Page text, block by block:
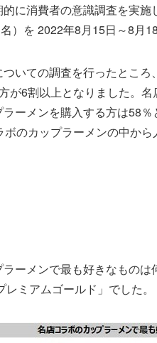
に消費者の意識調査を実施
）を 2022年8月15日～8月
いての調査を行ったとこ
が6割以上となりました。
ーメンを購入する方は58
のカップラーメンの中から
ラーメンで最も好きなもの
ミアムゴールド」でした。